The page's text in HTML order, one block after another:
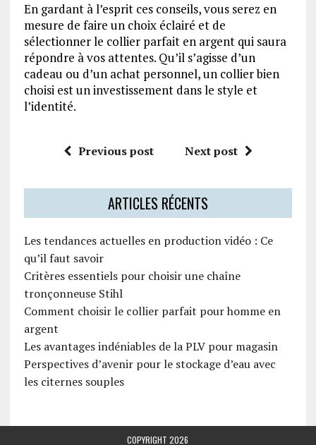
En gardant à l’esprit ces conseils, vous serez en
mesure de faire un choix éclairé et de
sélectionner le collier parfait en argent qui saura
répondre à vos attentes. Qu’il s’agisse d’un
cadeau ou d’un achat personnel, un collier bien
choisi est un investissement dans le style et
l’identité.
Previous post Next post
ARTICLES RÉCENTS
Les tendances actuelles en production vidéo : Ce
qu’il faut savoir
Critères essentiels pour choisir une chaîne
tronçonneuse Stihl
Comment choisir le collier parfait pour homme en
argent
Les avantages indéniables de la PLV pour magasin
Perspectives d’avenir pour le stockage d’eau avec
les citernes souples
COPYRIGHT 2026